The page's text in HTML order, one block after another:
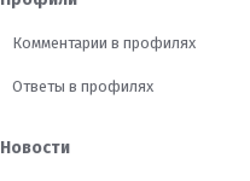
Комментарии в профилях
Ответы в профилях
Новости